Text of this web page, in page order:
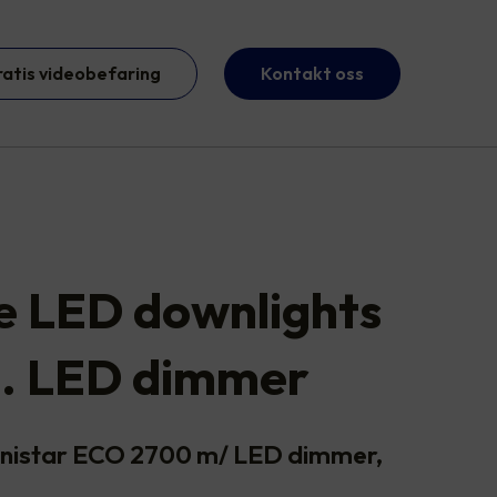
videobefaring Kontakt oss
LED downlights
LED dimmer
ECO 2700 m/ LED dimmer,